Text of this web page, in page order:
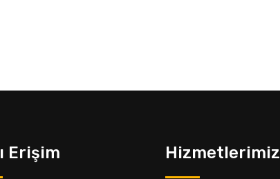
Erişim Hizmetlerimiz